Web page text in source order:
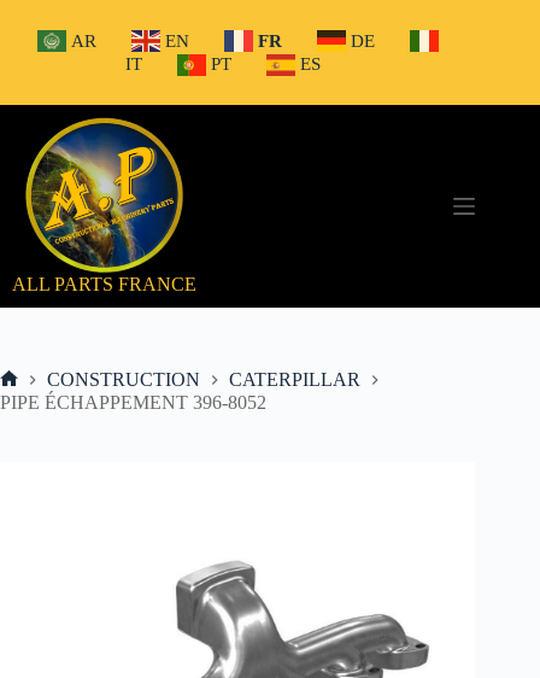
contenu
AR EN FR
DE
IT
PT ES
ALL PARTS FRANCE
Accueil
CONSTRUCTION
CATERPILLAR
PIPE ÉCHAPPEMENT 396-8052